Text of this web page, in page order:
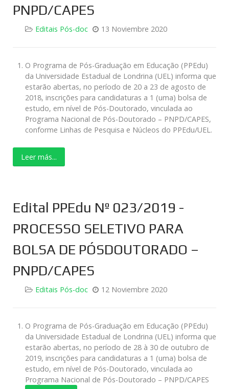
PNPD/CAPES
Editais Pós-doc 13 Noviembre 2020
O Programa de Pós-Graduação em Educação (PPEdu)
da Universidade Estadual de Londrina (UEL) informa que
estarão abertas, no período de 20 a 23 de agosto de
2018, inscrições para candidaturas a 1 (uma) bolsa de
estudo, em nível de Pós-Doutorado, vinculada ao
Programa Nacional de Pós-Doutorado – PNPD/CAPES,
conforme Linhas de Pesquisa e Núcleos do PPEdu/UEL.
Leer más...
Edital PPEdu Nº 023/2019 -
PROCESSO SELETIVO PARA
BOLSA DE PÓSDOUTORADO –
PNPD/CAPES
Editais Pós-doc 12 Noviembre 2020
O Programa de Pós-Graduação em Educação (PPEdu)
da Universidade Estadual de Londrina (UEL) informa que
estarão abertas, no período de 28 à 30 de outubro de
2019, inscrições para candidaturas a 1 (uma) bolsa de
estudo, em nível de Pós-Doutorado, vinculada ao
Programa Nacional de Pós-Doutorado – PNPD/CAPES